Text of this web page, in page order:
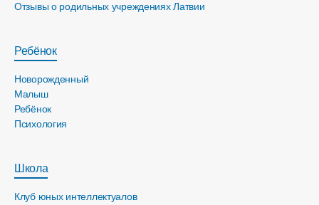
Отзывы о родильных учреждениях Латвии
Ребёнок
Новорожденный
Малыш
Ребёнок
Психология
Школа
Клуб юных интеллектуалов